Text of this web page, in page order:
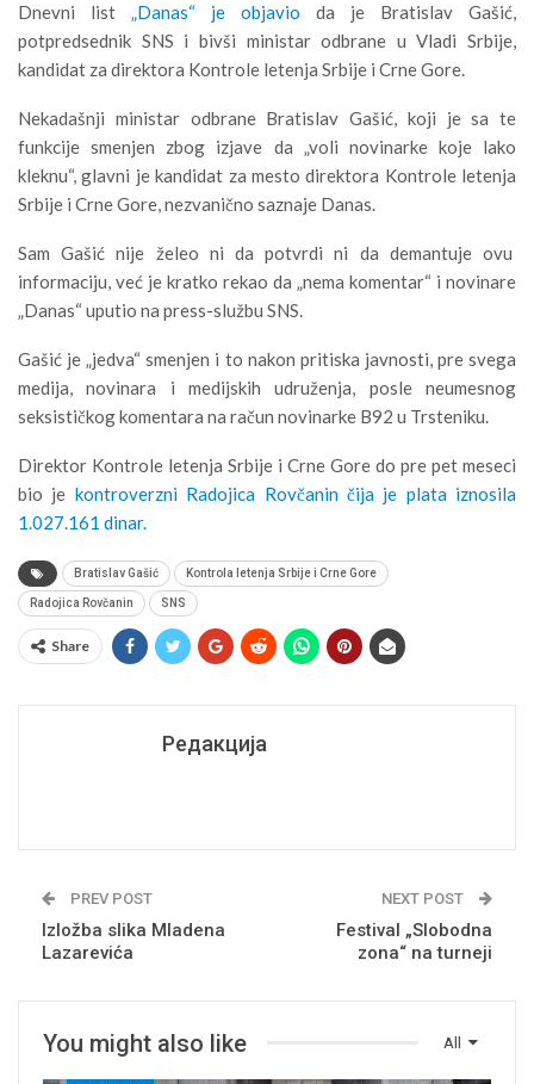
Dnevni list „Danas“ je objavio da je Bratislav Gašić,
potpredsednik SNS i bivši ministar odbrane u Vladi Srbije,
kandidat za direktora Kontrole letenja Srbije i Crne Gore.
Nekadašnji ministar odbrane Bratislav Gašić, koji je sa te
funkcije smenjen zbog izjave da „voli novinarke koje lako
kleknu“, glavni je kandidat za mesto direktora Kontrole letenja
Srbije i Crne Gore, nezvanično saznaje Danas.
Sam Gašić nije želeo ni da potvrdi ni da demantuje ovu
informaciju, već je kratko rekao da „nema komentar“ i novinare
„Danas“ uputio na press-službu SNS.
Gašić je „jedva“ smenjen i to nakon pritiska javnosti, pre svega
medija, novinara i medijskih udruženja, posle neumesnog
seksističkog komentara na račun novinarke B92 u Trsteniku.
Direktor Kontrole letenja Srbije i Crne Gore do pre pet meseci
bio je kontroverzni Radojica Rovčanin čija je plata iznosila
1.027.161 dinar.
Bratislav Gašić Kontrola letenja Srbije i Crne Gore
Radojica Rovčanin SNS
Share
Редакција
PREV POST
Izložba slika Mladena
Lazarevića
NEXT POST
Festival „Slobodna
zona“ na turneji
All
You might also like